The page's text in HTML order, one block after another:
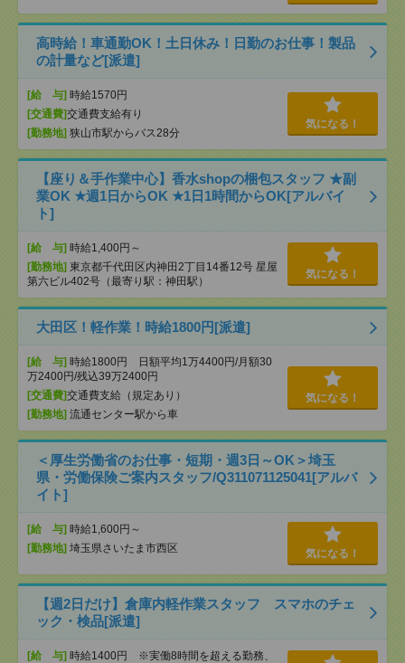
高時給！車通勤OK！土日休み！日勤のお仕事！製品
の計量など[派遣]
[給 与] 時給1570円
[交通費]交通費支給有り
[勤務地] 狭山市駅からバス28分
気になる！
【座り＆手作業中心】香水shopの梱包スタッフ ★副
業OK ★週1日からOK ★1日1時間からOK[アルバイ
ト]
[給 与] 時給1,400円～
[勤務地] 東京都千代田区内神田2丁目14番12号 星屋
第六ビル402号（最寄り駅：神田駅）
気になる！
大田区！軽作業！時給1800円[派遣]
[給 与] 時給1800円 日額平均1万4400円/月額30
万2400円/残込39万2400円
[交通費]交通費支給（規定あり）
[勤務地] 流通センター駅から車
気になる！
＜厚生労働省のお仕事・短期・週3日～OK＞埼玉
県・労働保険ご案内スタッフ/Q311071125041[アルバ
イト]
[給 与] 時給1,600円～
[勤務地] 埼玉県さいたま市西区 気になる！
【週2日だけ】倉庫内軽作業スタッフ スマホのチェ
ック・検品[派遣]
[給 与] 時給1400円 ※実働8時間を超える勤務、